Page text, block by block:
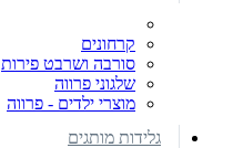
קרחונים
סורבה ושרבט פירות
שלגוני פרווה
מוצרי ילדים - פרווה
גלידות מותגים